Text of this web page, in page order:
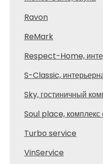
Ravon
ReMark
Respect-Home,
S-Classic,
Sky, гостиничный
Soul place, комплекс
Turbo service
VinService